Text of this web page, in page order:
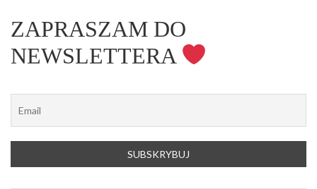
ZAPRASZAM DO
NEWSLETTERA